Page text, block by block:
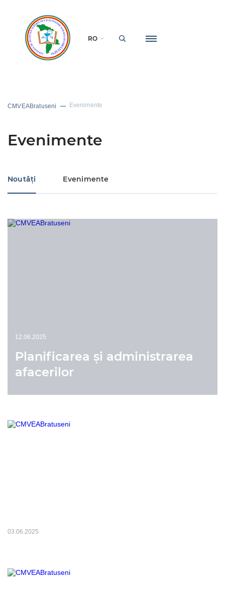
RO
CMVEABratuseni Evenimente
Evenimente
Noutăți Evenimente
12.06.2025
Planificarea și administrarea
afacerilor
03.06.2025